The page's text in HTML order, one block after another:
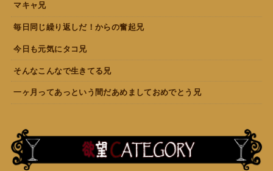
マキャ兄
毎日同じ繰り返しだ！からの奮起兄
今日も元気にタコ兄
そんなこんなで生きてる兄
一ヶ月ってあっという間だあめましておめでとう兄